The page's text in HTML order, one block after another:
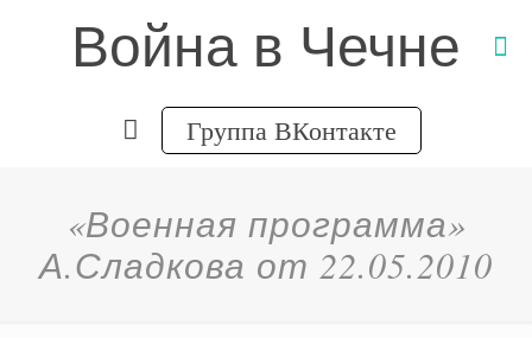
Война в Чечне
Группа ВКонтакте
«Военная программа»
А.Сладкова от 22.05.2010